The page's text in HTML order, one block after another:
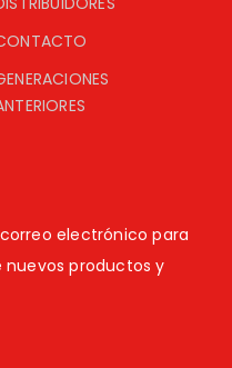
electrónico para
productos y